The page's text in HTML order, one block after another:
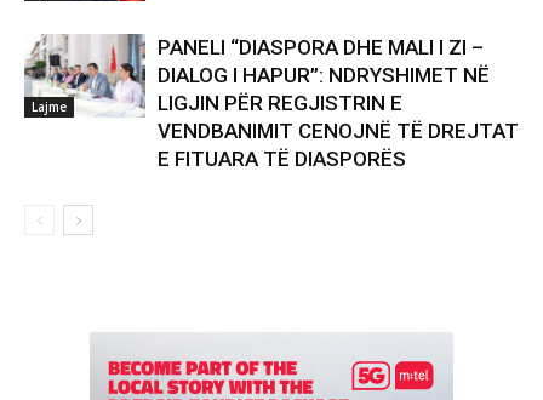
Lajme
PANELI “DIASPORA DHE MALI I ZI –
DIALOG I HAPUR”: NDRYSHIMET NË
LIGJIN PËR REGJISTRIN E
VENDBANIMIT CENOJNË TË DREJTAT
E FITUARA TË DIASPORËS